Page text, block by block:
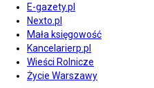
E-gazety.pl
Nexto.pl
Mała księgowość
Kancelarierp.pl
Wieści Rolnicze
Życie Warszawy